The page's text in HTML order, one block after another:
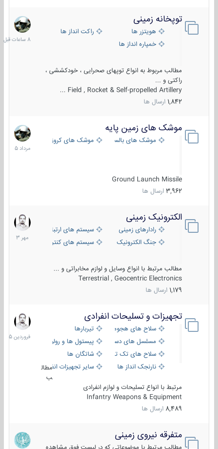
توپخانه زمینی
هویتزر ها
راکت انداز ها
خمپاره انداز ها
مطالب مربوط به انواع توپهای صحرایی ، خودکششی ،
راکتی و ...
Field , Rocket & Self-propelled Artillery ...
1,842 ارسال ها
8
ساعات
قبل
موشک های زمین پایه
موشک های بالستیک موشک های کروز
Ground Launch Missile
3,962 ارسال ها
2
مرداد
1405
الکترونیک زمینی
رادارهای زمینی
سیستم های ارتباطی و جمع آوری
جنگ الکترونیک
سیستم های کنترل آتش و تجهیزات
مطالب مرتبط با انواع وسایل و لوازم مخابراتی و ...
Terrestrial , Geocentric Electronics
1,179 ارسال ها
1
مهر
1403
تجهیزات و تسلیحات انفرادی
سلاح های هجومی
تیربارها
مسلسل های دستی
پیستول ها و رولورها
سلاح های تک تیر اندازیشاتگان ها
نارنجک انداز ها
سایر تجهیزات انفرادی
مطال
ب
مرتبط با انواع تسلیحات و لوازم انفرادی
Infantry Weapons & Equipment
8,489 ارسال ها
17
فروردین
1405
متفرقه نیروی زمینی
27